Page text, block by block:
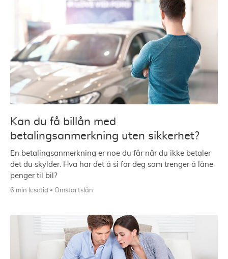
Kan du få billån med
betalingsanmerkning uten sikkerhet?
En betalingsanmerkning er noe du får når du ikke betaler
det du skylder. Hva har det å si for deg som trenger å låne
penger til bil?
6 min lesetid Omstartslån